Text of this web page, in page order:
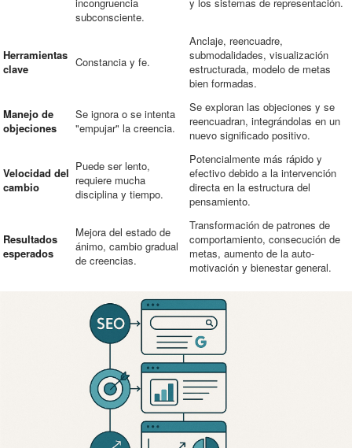
subconsciente.
Herramientas
clave
Constancia y fe.
Anclaje, reencuadre,
submodalidades, visualización
estructurada, modelo de metas
bien formadas.
Manejo de
objeciones
Se ignora o se intenta
"empujar" la creencia.
Se exploran las objeciones y se
reencuadran, integrándolas en un
nuevo significado positivo.
Velocidad del
cambio
Puede ser lento,
requiere mucha
disciplina y tiempo.
Potencialmente más rápido y
efectivo debido a la intervención
directa en la estructura del
pensamiento.
Resultados
esperados
Mejora del estado de
ánimo, cambio gradual
de creencias.
Transformación de patrones de
comportamiento, consecución de
metas, aumento de la auto-
motivación y bienestar general.